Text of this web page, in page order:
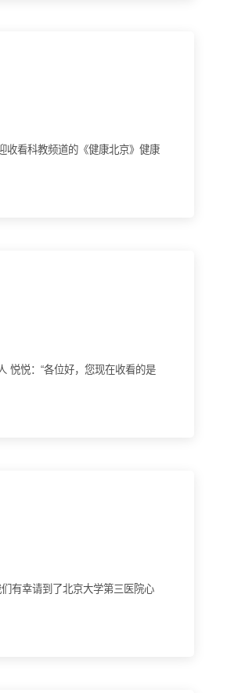
收看科教频道的《健康北京》健康
悦悦：“各位好，您现在收看的是